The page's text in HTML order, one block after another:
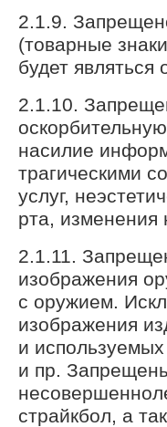
2.1.9.
(товарные
будет
2.1.10.
насилие
трагическими
услуг,
рта, изменения
2.1.11.
изображения
с оружием.
изображения
и
и пр.
страйкбол, а